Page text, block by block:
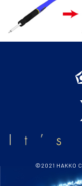
©2021 HAKKO